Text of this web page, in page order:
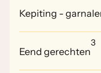
Kepiting -
Eend gerechten
3